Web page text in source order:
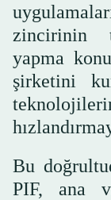
zincirinin
yapma
şirketini
Bu
PIF, ana